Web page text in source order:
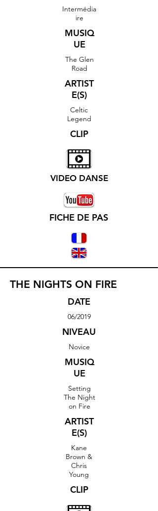
Intermédia
ire
MUSIQ
UE
The Glen
Road
ARTIST
E(S)
Celtic
Legend
CLIP
VIDEO DANSE
FICHE DE PAS
THE NIGHTS ON FIRE
DATE
06/2019
NIVEAU
Novice
MUSIQ
UE
Setting
The Night
on Fire
ARTIST
E(S)
Kane
Brown &
Chris
Young
CLIP